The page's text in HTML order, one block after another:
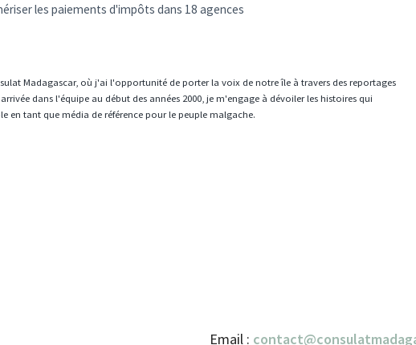
les paiements d'impôts dans 18 agences
Madagascar, où j'ai l'opportunité de porter la voix de notre île à travers des reportages
dans l'équipe au début des années 2000, je m'engage à dévoiler les histoires qui
en tant que média de référence pour le peuple malgache.
Email :